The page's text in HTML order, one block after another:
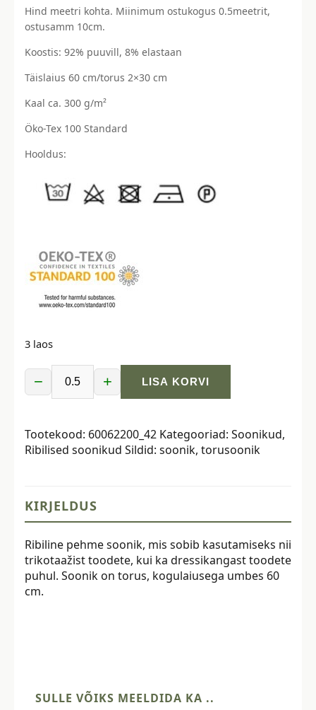
Hind meetri kohta. Miinimum ostukogus 0.5meetrit,
ostusamm 10cm.
Koostis: 92% puuvill, 8% elastaan
Täislaius 60 cm/torus 2×30 cm
Kaal ca. 300 g/m²
Öko-Tex 100 Standard
Hooldus:
3 laos
−
torusoonik,
telliskivioranž
kogus
+ LISA KORVI
Tootekood: 60062200_42 Kategooriad: Soonikud,
Ribilised soonikud Sildid: soonik, torusoonik
KIRJELDUS
Ribiline pehme soonik, mis sobib kasutamiseks nii
trikotaažist toodete, kui ka dressikangast toodete
puhul. Soonik on torus, kogulaiusega umbes 60
cm.
SULLE VÕIKS MEELDIDA KA ..